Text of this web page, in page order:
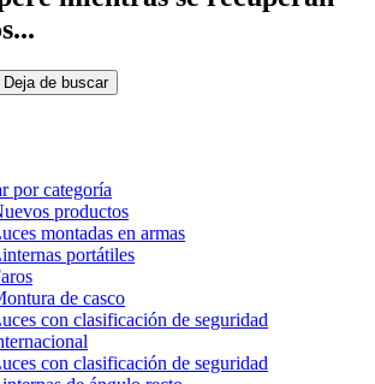
Deja de buscar
por categoría
productos
montadas en armas
portátiles
de casco
con clasificación de seguridad
con clasificación de seguridad